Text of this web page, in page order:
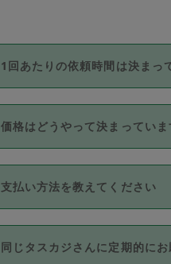
1回あたりの依頼時間は決まっ
依頼1回につき3時間固定です
い。機能をご利用いただくに
が必要です。なお、3時間を下
価格はどうやって決まっていま
11種類の価格帯の中からタス
タスカジさんの価格設定には
除々に設定可能な最高額が上
支払い方法を教えてください
お支払方法はクレジットカー
Club）のみとなります。
同じタスカジさんに定期的に